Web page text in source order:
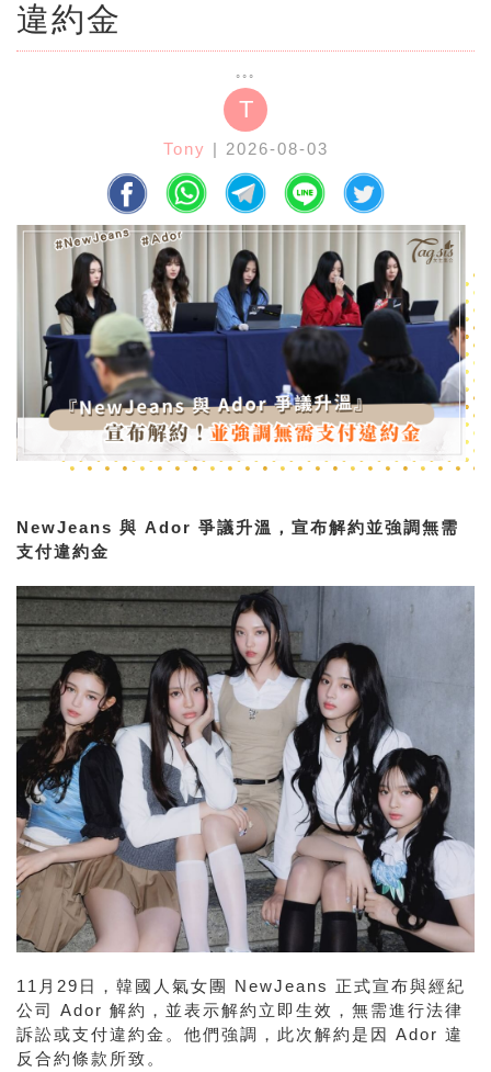
違約金
T
Tony | 2026-08-03
NewJeans 與 Ador 爭議升溫，宣布解約並強調無需
支付違約金
11月29日，韓國人氣女團 NewJeans 正式宣布與經紀
公司 Ador 解約，並表示解約立即生效，無需進行法律
訴訟或支付違約金。他們強調，此次解約是因 Ador 違
反合約條款所致。